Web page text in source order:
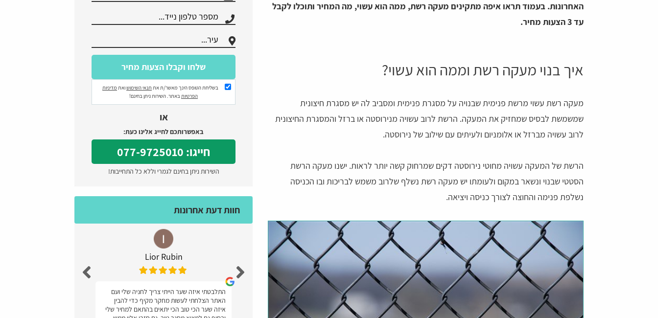
האחרונות. בעמוד תראו איפה מתקינים מעקה רשת, ממה הוא עשוי, מה המחיר ותוכלו לקבל
עד 3 הצעות מחיר.
איך בנוי מעקה רשת וממה הוא עשוי?
מעקה רשת עשוי מרשת פנימית שבנויה על מסגרת פנימית ומסביב לה יש מסגרת חיצונית
שמשמשת לבסיס שמחזיק את המעקה. הרשת לרוב עשויה מנירוסטה או ברזל והמסגרת החיצונית
לרוב עשויה מברזל או אלומניום ולעיתים עם שילוב של נירוסטה.
הרשת של המעקה עשויה מחוטי נירוסטה דקים שמרחוק קשה יותר לראות. ישנו מעקה הרשת
הסטטי שבנוי ונשאר במקום ולעומתו יש מעקה רשת נשלף שלרוב משמש לבריכות ובו הכניסה
נשלפת פנימה והחוצה לצורך כניסה ויציאה.
בשליחת הטופס הינך מאשר/ת את תנאי השימושואת מדיניות
הפרטיותבאתר. השירות ניתן בחינם!
או
באפשרותכם לחייג אלינו כעת:
חייגו: 077-9725010
השירות ניתן בחינם לגמרי וללא כל התחייבות!
חוות דעת אחרונות
Lior Rubin
התלבטתי איזה שער הייתי צריך לחניה שלי ועם
האתר הצלחתי לעשות מחקר מקיף כדי להבין
איזה שער הכי טוב הכי יתאים בהתאם למחיר שלי
מאיה גולד
אחלה אתר מענה מהיר ועזרו לי מאוד ממליצה
בחום.
צליל יחזקאל
נעזרתי בשירות לפני כמה ימים המוקדניות היו
שירותיות ונחמדות ועזרו לי במציאת הדבר שרציתי